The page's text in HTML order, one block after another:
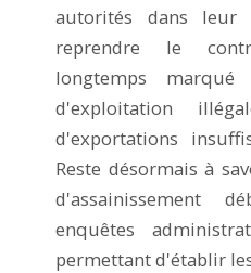
autorités dans leur
reprendre le
longtemps
d'exploitation
d'exportations
Reste désormais à
d'assainissement
enquêtes
permettant d'établir